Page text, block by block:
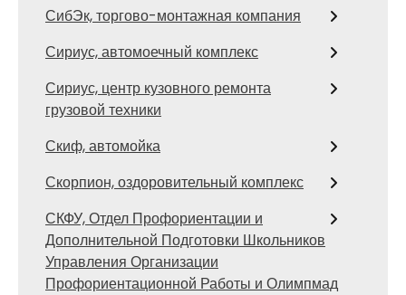
СибЭк, торгово-монтажная компания
Сириус, автомоечный комплекс
Сириус, центр кузовного ремонта
грузовой техники
Скиф, автомойка
Скорпион, оздоровительный комплекс
СКФУ, Отдел Профориентации и
Дополнительной Подготовки Школьников
Управления Организации
Профориентационной Работы и Олимпмад